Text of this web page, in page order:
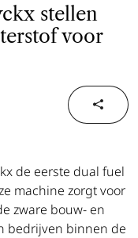
stellen
voor
de eerste dual fuel
machine zorgt voor
zware bouw- en
bedrijven binnen de